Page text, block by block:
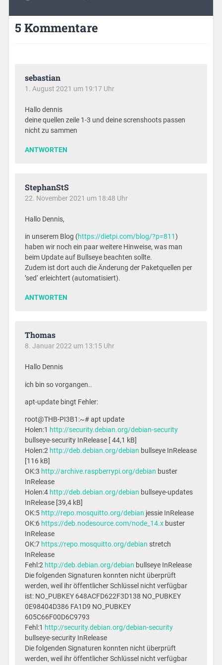
5 Kommentare
sebastian
1. August 2021 um 19:17 Uhr
Hallo dennis
deine quellen zeile 1-3 und deine screnshoots passen
nicht zu sammen
ANTWORTEN
StephanStS
22. November 2021 um 18:48 Uhr
Hallo Dennis,
in unserem Blog (https://dietpi.com/blog/?p=811)
haben wir noch ein paar weitere Hinweise, was man
beim Update auf Bullseye beachten sollte.
Zudem ist dort auch die Änderung der Paketquellen per
’sed‘ erleichtert (automatisiert).
ANTWORTEN
Thomas
8. Januar 2022 um 13:15 Uhr
Hallo Dennis
ich bin so vorgangen..
apt-update bingt Fehler:
root@THB-PI3B1:~# apt update
Holen:1 http://security.debian.org/debian-security
bullseye-security InRelease [ 44,1 kB]
Holen:2 http://deb.debian.org/debian bullseye InRelease
[116 kB]
OK:3 http://archive.raspberrypi.org/debian buster
InRelease
Holen:4 http://deb.debian.org/debian bullseye-updates
InRelease [39,4 kB]
OK:5 http://repo.mosquitto.org/debian jessie InRelease
OK:6 https://deb.nodesource.com/node_14.x buster
InRelease
OK:7 https://repo.mosquitto.org/debian stretch
InRelease
Fehl:2 http://deb.debian.org/debian bullseye InRelease
Die folgenden Signaturen konnten nicht überprüft
werden, weil ihr öffentlicher Schlüssel nicht verfügbar
ist: NO_PUBKEY 648ACFD622F3D138 NO_PUBKEY
0E98404D386 FA1D9 NO_PUBKEY
605C66F00D6C9793
Fehl:1 http://security.debian.org/debian-security
bullseye-security InRelease
Die folgenden Signaturen konnten nicht überprüft
werden, weil ihr öffentlicher Schlüssel nicht verfügbar